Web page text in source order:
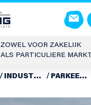
ZOWEL VOOR ZAKELIJK
ALS PARTICULIERE MARKT
INDUSTRIËLE REINIGING PARKEERTERREINEN EN GARAGES SCHOONMAKEN